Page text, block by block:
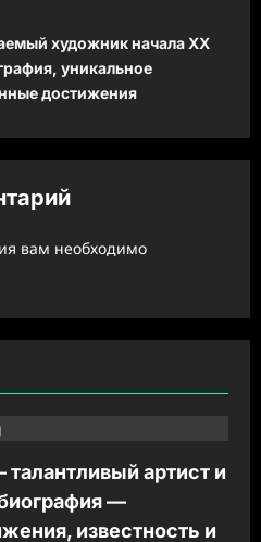
художник начала XX
уникальное
достижения
вам необходимо
артист и
—
известность и